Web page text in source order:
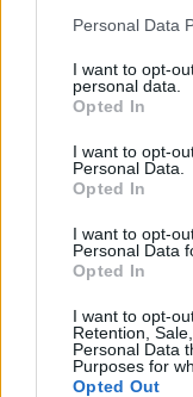
Please note that
not limited to your
grant or deny
use your data for
consent section.
Personal Data
I want to opt-
personal data.
Opted In
I want to opt-
Personal Data.
Opted In
I want to opt-
Personal Data
Opted In
I want to opt-
Retention,
Personal Data
Purposes for
Opted Out
Cotización de
CRIPTOMONEDAS